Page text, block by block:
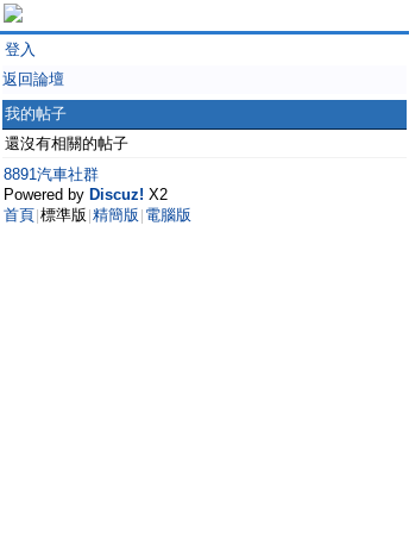
登入
返回論壇
我的帖子
還沒有相關的帖子
8891汽車社群
Powered by Discuz! X2
首頁 標準版 精簡版 電腦版